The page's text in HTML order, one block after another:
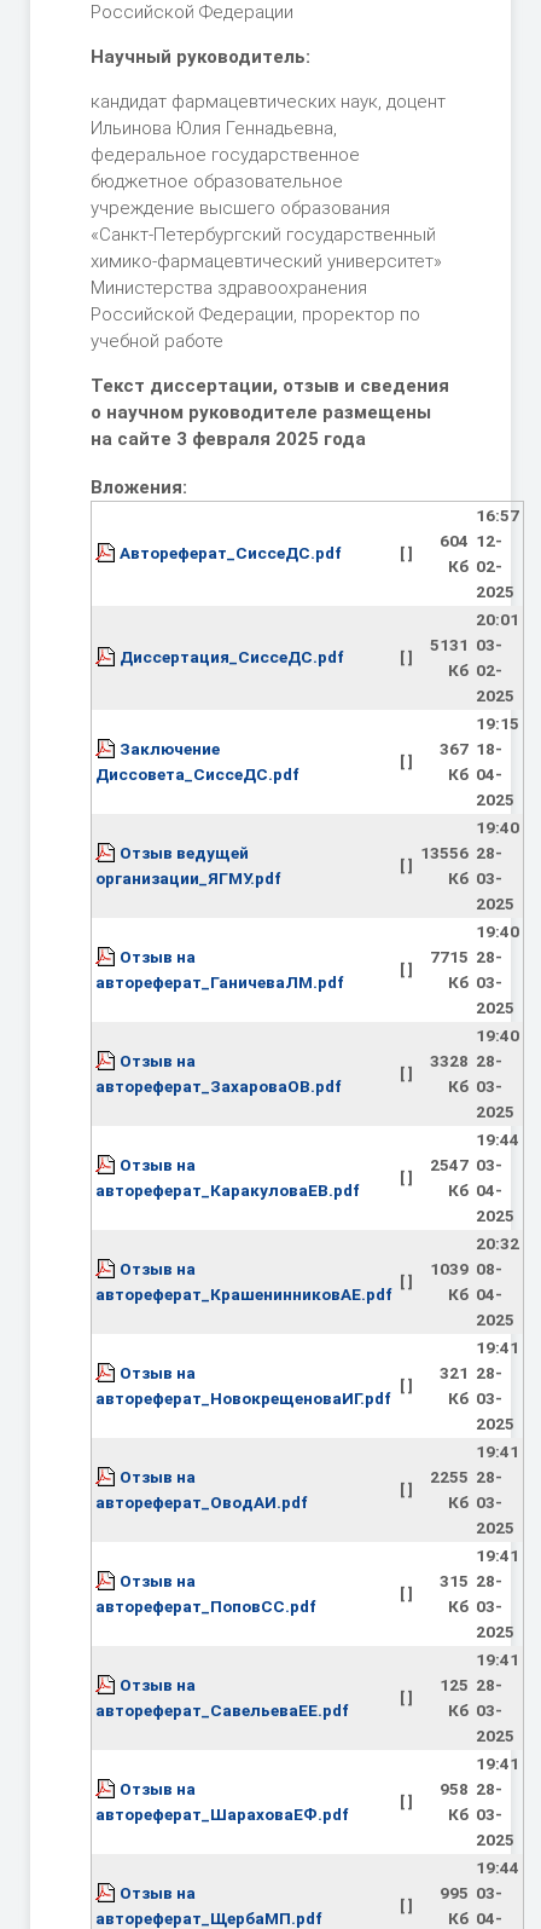
Российской Федерации
Научный руководитель:
кандидат фармацевтических наук, доцент
Ильинова Юлия Геннадьевна,
федеральное государственное
бюджетное образовательное
учреждение высшего образования
«Санкт-Петербургский государственный
химико-фармацевтический университет»
Министерства здравоохранения
Российской Федерации, проректор по
учебной работе
Текст диссертации, отзыв и сведения
о научном руководителе размещены
на сайте 3 февраля 2025 года
Вложения:
Автореферат_СиссеДС.pdf [ ]
604
Кб
16:57
12-
02-
2025
Диссертация_СиссеДС.pdf [ ]
5131
Кб
20:01
03-
02-
2025
Заключение
Диссовета_СиссеДС.pdf
[ ]
367
Кб
19:15
18-
04-
2025
Отзыв ведущей
организации_ЯГМУ.pdf
[ ]
13556
Кб
19:40
28-
03-
2025
Отзыв на
автореферат_ГаничеваЛМ.pdf
[ ]
7715
Кб
19:40
28-
03-
2025
Отзыв на
автореферат_ЗахароваОВ.pdf
[ ]
3328
Кб
19:40
28-
03-
2025
Отзыв на
автореферат_КаракуловаЕВ.pdf
[ ]
2547
Кб
19:44
03-
04-
2025
Отзыв на
автореферат_КрашенинниковАЕ.pdf
[ ]
1039
Кб
20:32
08-
04-
2025
Отзыв на
автореферат_НовокрещеноваИГ.pdf
[ ]
321
Кб
19:41
28-
03-
2025
Отзыв на
автореферат_ОводАИ.pdf
[ ]
2255
Кб
19:41
28-
03-
2025
Отзыв на
автореферат_ПоповСС.pdf
[ ]
315
Кб
19:41
28-
03-
2025
Отзыв на
автореферат_СавельеваЕЕ.pdf
[ ]
125
Кб
19:41
28-
03-
2025
Отзыв на
автореферат_ШараховаЕФ.pdf
[ ]
958
Кб
19:41
28-
03-
2025
Отзыв на
автореферат_ЩербаМП.pdf
[ ]
995
Кб
19:44
03-
04-